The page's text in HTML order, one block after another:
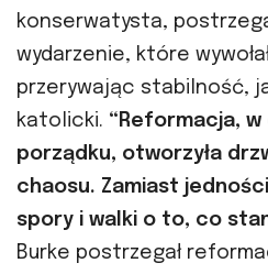
konserwatysta,
wydarzenie, które
przerywając stabilność,
katolicki. “Reformacja,
porządku, otworzyła
chaosu. Zamiast
spory i walki o to, co
Burke postrzegał